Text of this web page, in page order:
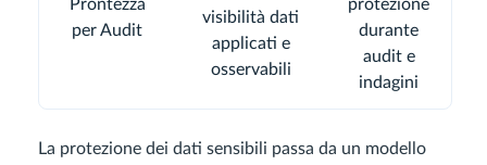
Prontezza
per Audit
visibilità dati
applicati e
osservabili
protezione
durante
audit e
indagini
La protezione dei dati sensibili passa da un modello